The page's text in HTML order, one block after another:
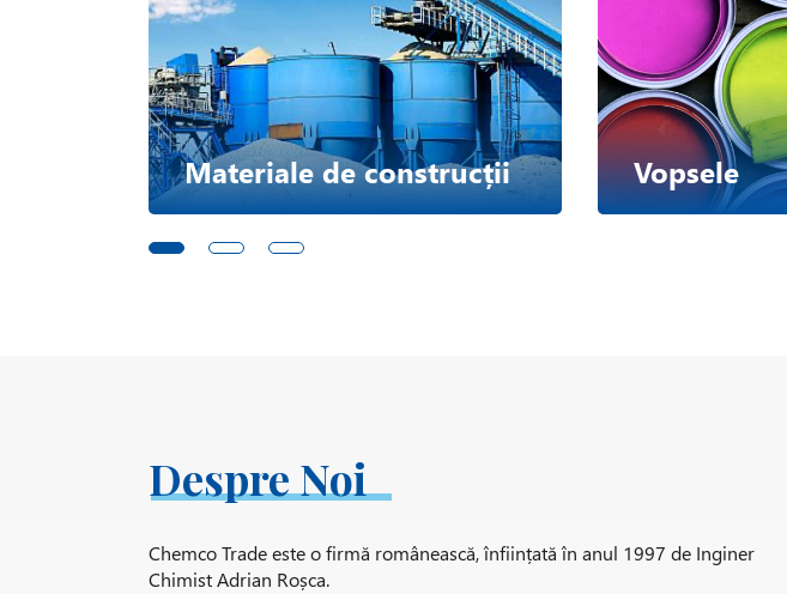
Materiale de construcții Vopsele
Despre Noi
Chemco Trade este o firmă românească, înființată în anul 1997 de Inginer
Chimist Adrian Roșca.